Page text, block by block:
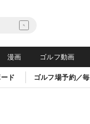
漫画 ゴルフ動画
ド ゴルフ場予約／